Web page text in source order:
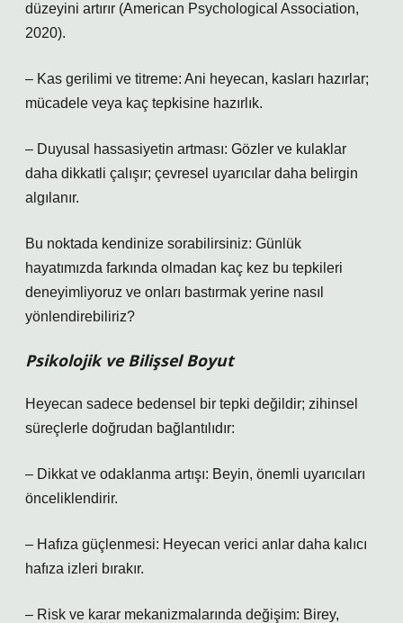
düzeyini artırır (American Psychological Association,
2020).
– Kas gerilimi ve titreme: Ani heyecan, kasları hazırlar;
mücadele veya kaç tepkisine hazırlık.
– Duyusal hassasiyetin artması: Gözler ve kulaklar
daha dikkatli çalışır; çevresel uyarıcılar daha belirgin
algılanır.
Bu noktada kendinize sorabilirsiniz: Günlük
hayatımızda farkında olmadan kaç kez bu tepkileri
deneyimliyoruz ve onları bastırmak yerine nasıl
yönlendirebiliriz?
Psikolojik ve Bilişsel Boyut
Heyecan sadece bedensel bir tepki değildir; zihinsel
süreçlerle doğrudan bağlantılıdır:
– Dikkat ve odaklanma artışı: Beyin, önemli uyarıcıları
önceliklendirir.
– Hafıza güçlenmesi: Heyecan verici anlar daha kalıcı
hafıza izleri bırakır.
– Risk ve karar mekanizmalarında değişim: Birey,